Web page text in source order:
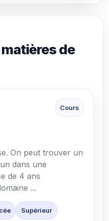
de
Cours
On peut trouver un
dans une
de 4 ans
...
Supérieur